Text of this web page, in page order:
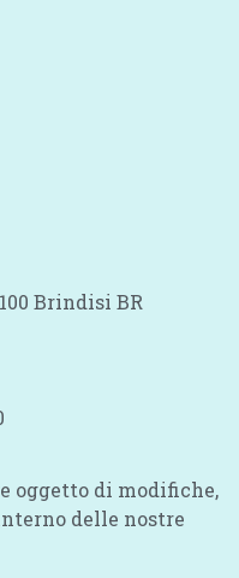
Brindisi BR
oggetto di modifiche,
delle nostre